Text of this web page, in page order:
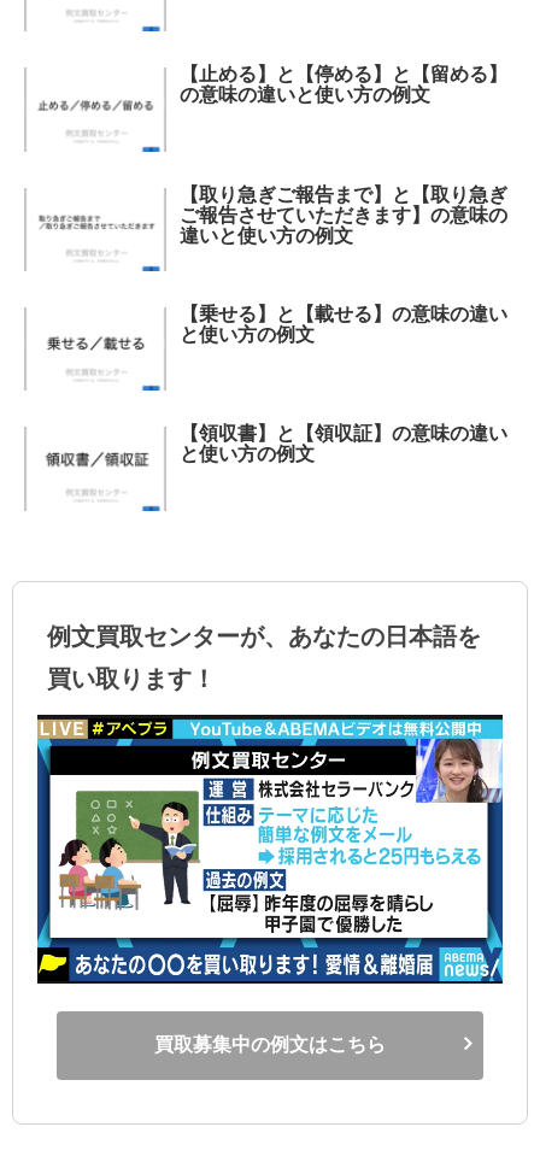
【止める】と【停める】と【留める】
の意味の違いと使い方の例文
【取り急ぎご報告まで】と【取り急ぎ
ご報告させていただきます】の意味の
違いと使い方の例文
【乗せる】と【載せる】の意味の違い
と使い方の例文
【領収書】と【領収証】の意味の違い
と使い方の例文
例文買取センターが、あなたの日本語を
買い取ります！
買取募集中の例文はこちら